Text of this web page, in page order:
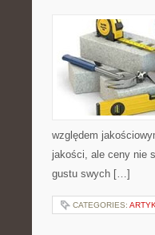
względem
jakości, ale ceny nie
gustu swych […]
CATEGORIES: